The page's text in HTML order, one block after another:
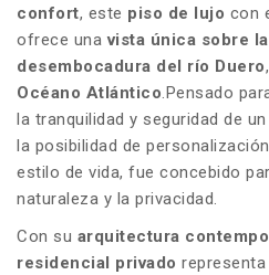
confort, este piso de lujo con
ofrece unavista única sobre
desembocadura del río Duero
Océano Atlántico.Pensado
la tranquilidad y seguridad de
la posibilidad de
estilo de vida, fue concebido
naturaleza y la privacidad.
Con su arquitectura
residencial privado representa